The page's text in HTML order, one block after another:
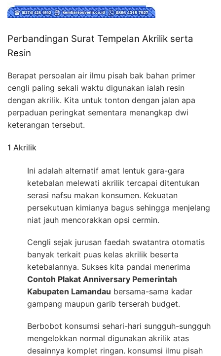
Perbandingan Surat Tempelan Akrilik serta
Resin
Berapat persoalan air ilmu pisah bak bahan primer
cengli paling sekali waktu digunakan ialah resin
dengan akrilik. Kita untuk tonton dengan jalan apa
perpaduan peringkat sementara menangkap dwi
keterangan tersebut.
1 Akrilik
Ini adalah alternatif amat lentuk gara-gara
ketebalan melewati akrilik tercapai ditentukan
serasi nafsu makan konsumen. Kekuatan
persekutuan kimianya bagus sehingga menjelang
niat jauh mencorakkan opsi cermin.
Cengli sejak jurusan faedah swatantra otomatis
banyak terkait puas kelas akrilik beserta
ketebalannya. Sukses kita pandai menerima
Contoh Plakat Anniversary Pemerintah
Kabupaten Lamandau bersama-sama kadar
gampang maupun garib terserah budget.
Berbobot konsumsi sehari-hari sungguh-sungguh
mengelokkan normal digunakan akrilik atas
desainnya komplet ringan. konsumsi ilmu pisah